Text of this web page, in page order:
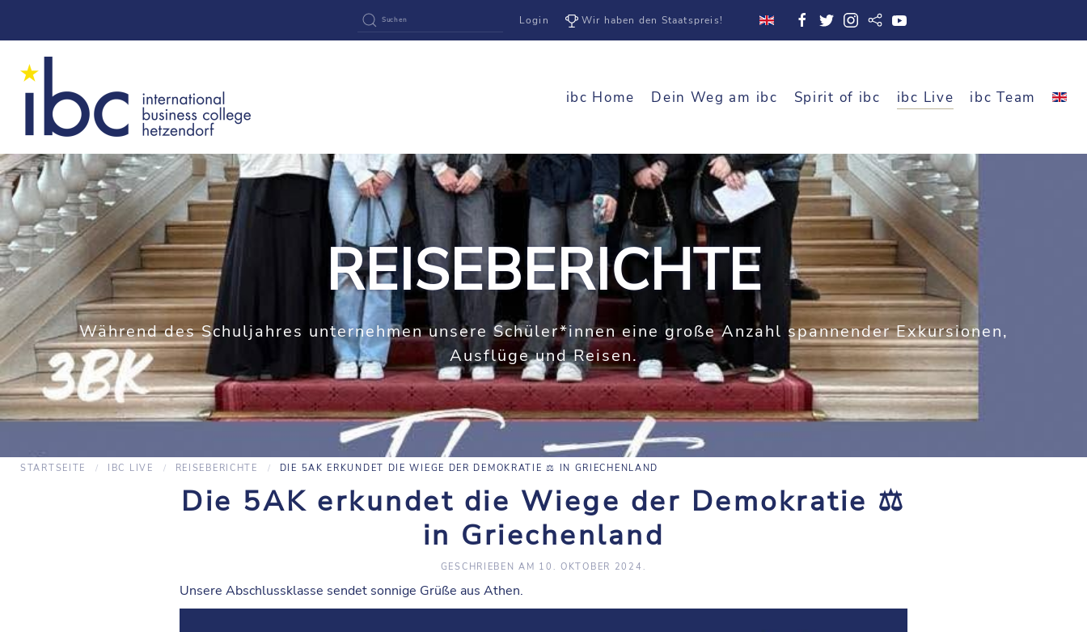
Login Wir haben den Staatspreis!
ibc Home Dein Weg am ibc Spirit of ibc ibc Live ibc Team
REISEBERICHTE
Während des Schuljahres unternehmen unsere Schüler*innen eine große Anzahl spannender Exkursionen,
Ausflüge und Reisen.
STARTSEITE IBC LIVE REISEBERICHTE DIE 5AK ERKUNDET DIE WIEGE DER DEMOKRATIE ⚖️ IN GRIECHENLAND
Die 5AK erkundet die Wiege der Demokratie ⚖️
in Griechenland
GESCHRIEBEN AM 10. OKTOBER 2024 .
Unsere Abschlussklasse sendet sonnige Grüße aus Athen.